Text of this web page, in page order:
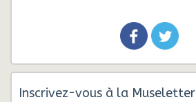
Inscrivez-vous à la Museletter